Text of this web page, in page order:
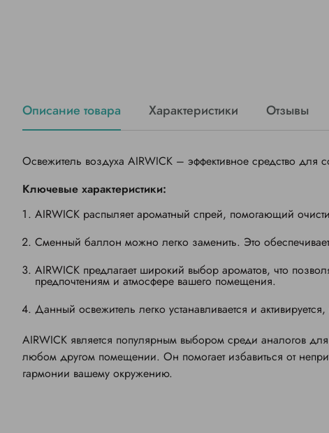
Описание товара Характеристики Отзывы
Освежитель воздуха AIRWICK – эффективное средство
Ключевые характеристики:
AIRWICK распыляет ароматный спрей, помогающий
Сменный баллон можно легко заменить. Это
AIRWICK предлагает широкий выбор ароматов, что
предпочтениям и атмосфере вашего помещения.
Данный освежитель легко устанавливается и
AIRWICK является популярным выбором среди аналогов
любом другом помещении. Он помогает избавиться от
гармонии вашему окружению.